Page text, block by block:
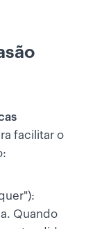
facilitar o
Quando